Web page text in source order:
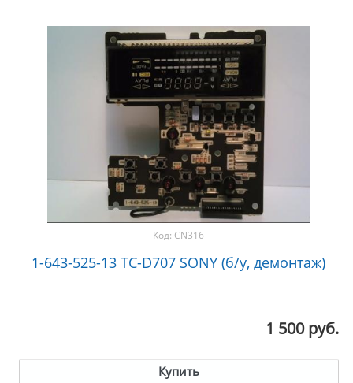
Код: CN316
1-643-525-13 TC-D707 SONY (б/у, демонтаж)
1 500 руб.
Купить